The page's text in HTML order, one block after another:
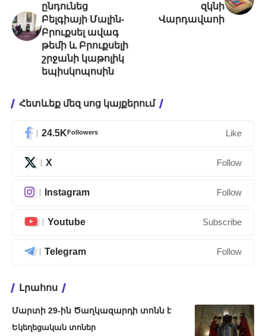
ընդունեց
Բելգիայի Մալին-
Բրուքսել ավագ
թեմի և Բրուքսելի
շրջանի կաթոլիկ
եպիսկոպոսին
զկնի
Վարդավաոի
Հետևեք մեզ սոց կայքերում
24.5KFollowers Like
X Follow
Instagram Follow
Youtube Subscribe
Telegram Follow
Լրահոս
Մարտի 29-ին Ծաղկազարդի տոնն է
Եկեղեցական տոներ